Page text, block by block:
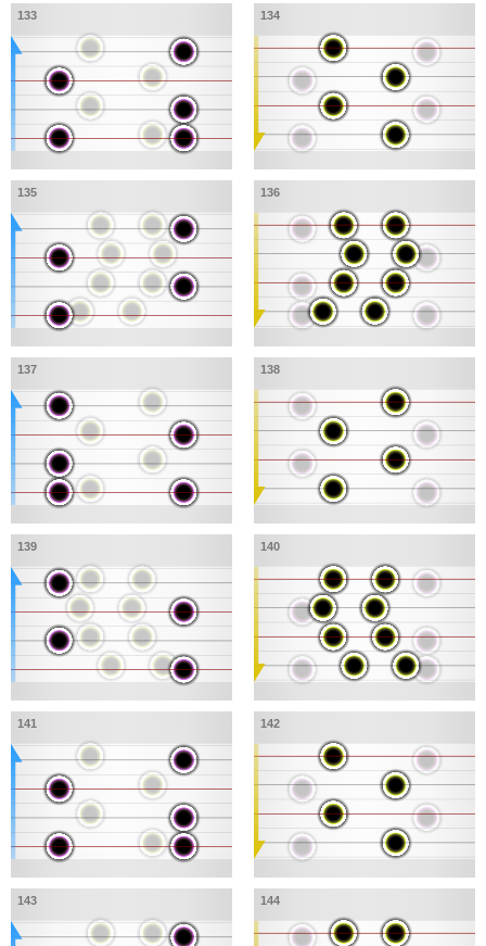
133 134
135 136
137 138
139 140
141 142
143 144